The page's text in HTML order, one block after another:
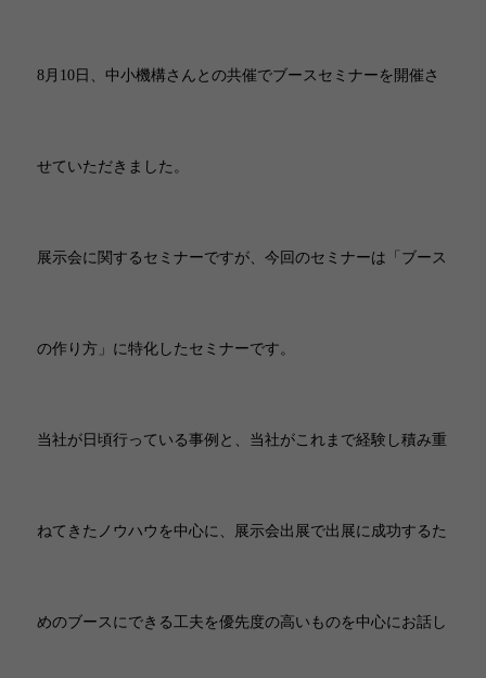
8月10日、中小機構さんとの共催でブースセミナーを開催さ
せていただきました。
展示会に関するセミナーですが、今回のセミナーは「ブース
の作り方」に特化したセミナーです。
当社が日頃行っている事例と、当社がこれまで経験し積み重
ねてきたノウハウを中心に、展示会出展で出展に成功するた
めのブースにできる工夫を優先度の高いものを中心にお話し